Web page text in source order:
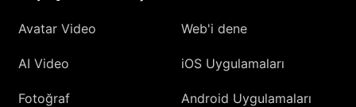
Avatar Video
AI Video
Fotoğraf
Web'i dene
iOS Uygulamaları
Android Uygulamaları